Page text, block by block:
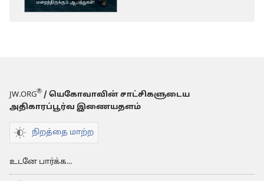
JW.ORG® / யெகோவாவின் சாட்சிகளுடைய
அதிகாரப்பூர்வ இணையதளம்
நிறத்தை மாற்ற
உடனே பார்க்க...